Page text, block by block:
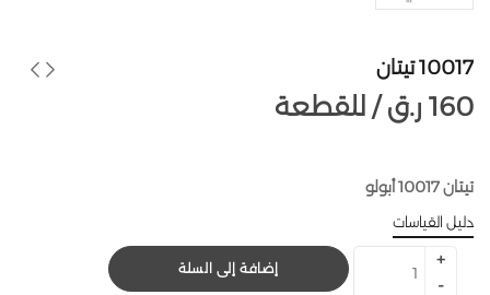
10017 تيتان
للقطعة / 160 ر.ق
تيتان 10017 أبولو
دليل القياسات
إضافة إلى السلة